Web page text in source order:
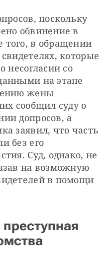
поскольку
обвинение в
в обращении
которые
несогласии со
на этапе
жены
сообщил суду о
допросов, а
заявил, что часть
без его
Суд, однако, не
на возможную
в помощи